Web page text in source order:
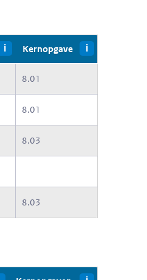
i Kernopgave i
8.01
8.01
8.03
8.03